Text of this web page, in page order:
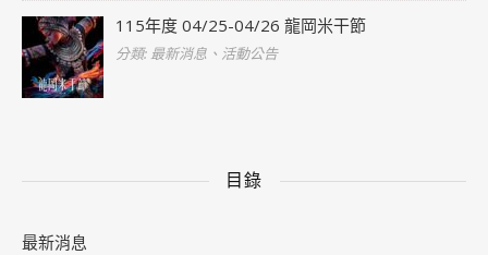
115年度 04/25-04/26 龍岡米干節
分類: 最新消息、活動公告
目錄
最新消息